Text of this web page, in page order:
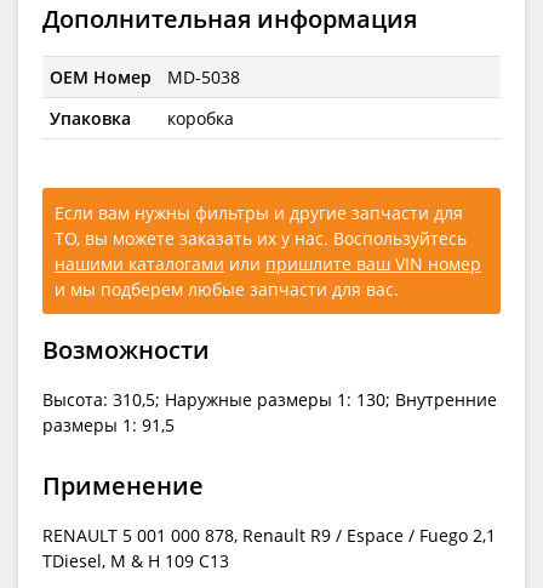
Дополнительная информация
OEM Номер
MD-5038
Упаковка
коробка
Если вам нужны фильтры и другие запчасти для
ТО, вы можете заказать их у нас. Воспользуйтесь
нашими каталогами или пришлите ваш VIN номер
и мы подберем любые запчасти для вас.
Возможности
Высота: 310,5; Наружные размеры 1: 130; Внутренние
размеры 1: 91,5
Применение
RENAULT 5 001 000 878, Renault R9 / Espace / Fuego 2,1
TDiesel, M & H 109 C13